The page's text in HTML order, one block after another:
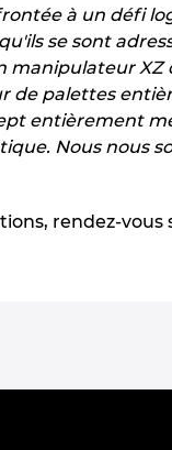
à un défi
se sont
manipulateur
de palettes
entièrement
Nous nous
rendez-vous